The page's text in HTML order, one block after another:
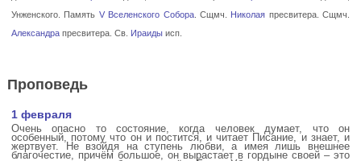
Унженского. Память V Вселенского Собора. Сщмч. Николая пресвитера. Сщмч.
Александрапресвитера. Св. Ираидыисп.
Проповедь
1 февраля
Очень опасно то состояние, когда человек думает, что он
особенный, потому что он и постится, и читает Писание, и знает, и
жертвует. Не взойдя на ступень любви, а имея лишь внешнее
благочестие, причём большое, он вырастает в гордыне своей – это